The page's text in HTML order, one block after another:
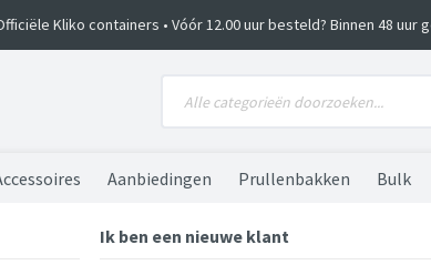
Kliko containers • Vóór 12.00 uur besteld? Binnen 48 uur
Aanbiedingen Prullenbakken Bulk
Ik ben een nieuwe klant